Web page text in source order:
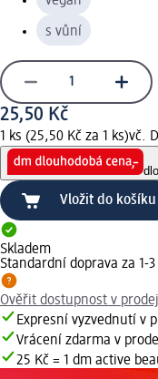
s vůní
25,50 Kč
1 ks (25,50 Kč za 1 ks)vč.
Vložit do košíku
Skladem
Standardní doprava za 1-
Ověřit dostupnost v
Expresní vyzvednutí v
Vrácení zdarma v
25 Kč = 1 dm active